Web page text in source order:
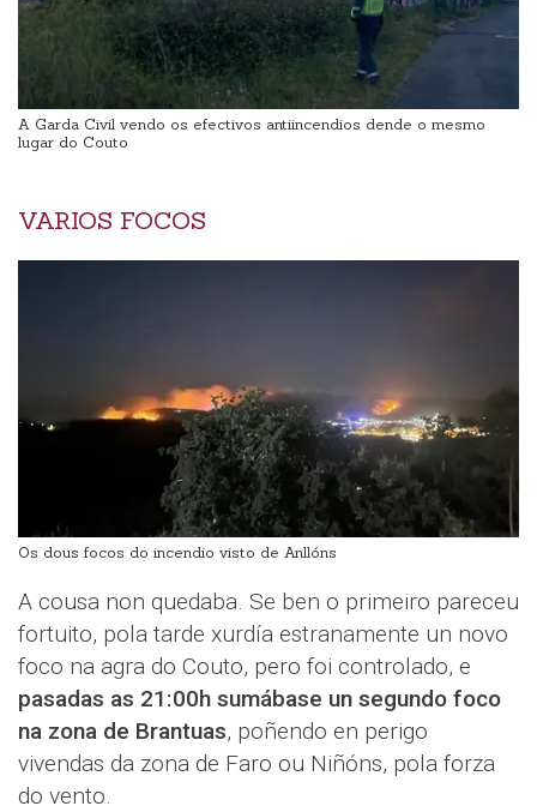
A Garda Civil vendo os efectivos antiincendios dende o mesmo
lugar do Couto
VARIOS FOCOS
Os dous focos do incendio visto de Anllóns
A cousa non quedaba. Se ben o primeiro pareceu
fortuito, pola tarde xurdía estranamente un novo
foco na agra do Couto, pero foi controlado, e
pasadas as 21:00h sumábase un segundo foco
na zona de Brantuas, poñendo en perigo
vivendas da zona de Faro ou Niñóns, pola forza
do vento.